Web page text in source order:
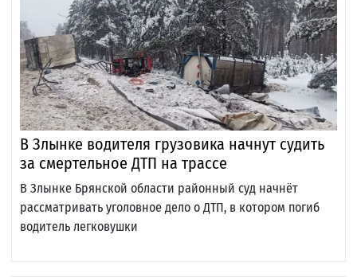
В Злынке водителя грузовика начнут судить
за смертельное ДТП на трассе
В Злынке Брянской области районный суд начнёт
рассматривать уголовное дело о ДТП, в котором погиб
водитель легковушки